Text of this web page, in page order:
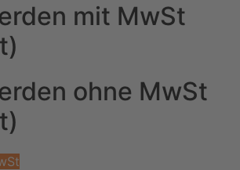
mit MwSt
ohne MwSt